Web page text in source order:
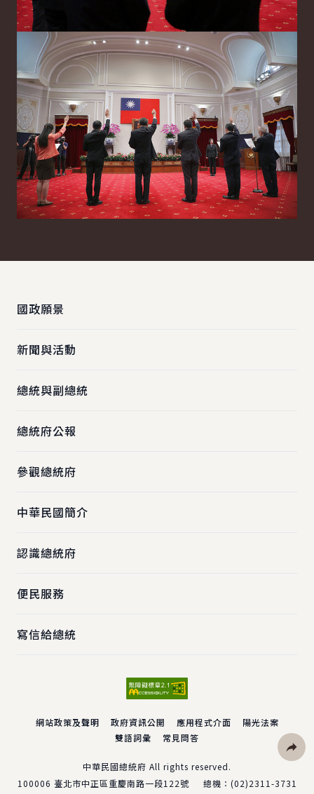
國政願景
新聞與活動
總統與副總統
總統府公報
參觀總統府
中華民國簡介
認識總統府
便民服務
寫信給總統
網站政策及聲明 政府資訊公開 應用程式介面
陽光法案
雙語詞彙
常見問答
中華民國總統府 All rights reserved.
100006 臺北市中正區重慶南路一段122號 總機： (02)2311-3731